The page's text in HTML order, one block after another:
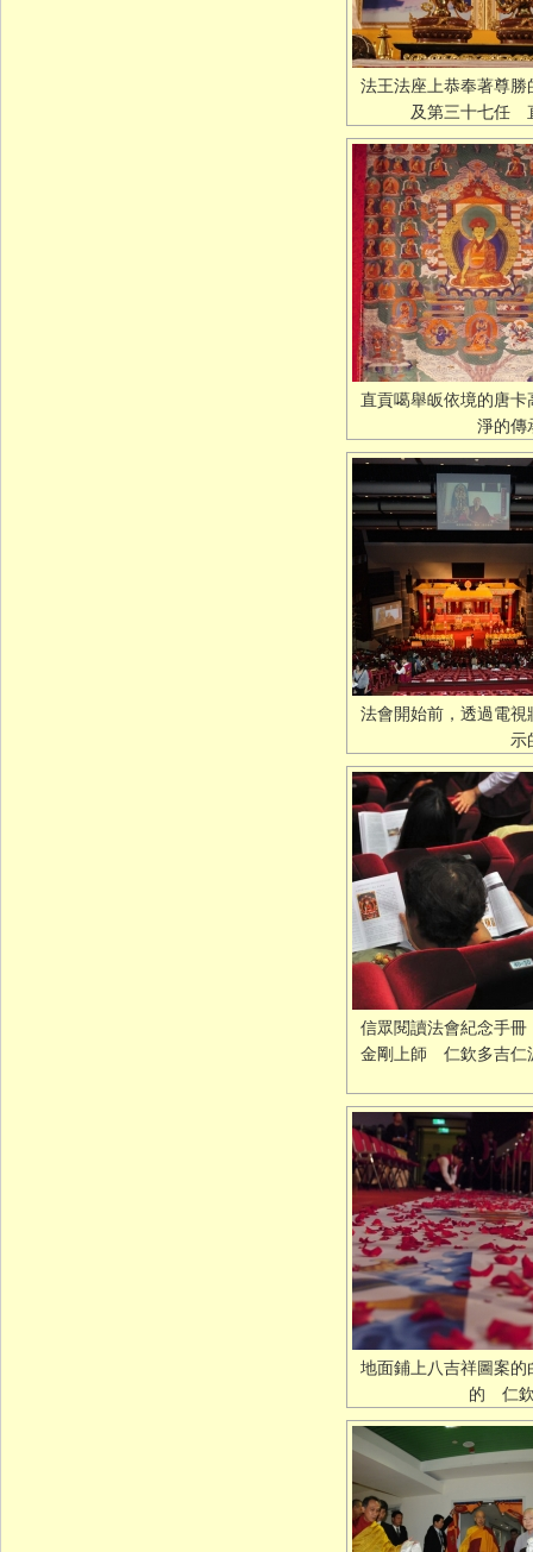
法王法座上恭奉著尊
及第三十七任
直貢噶舉皈依境的唐
淨的傳
法會開始前，透過電
示
信眾閱讀法會紀念手
金剛上師 仁欽多吉仁
地面鋪上八吉祥圖案
的 仁欽